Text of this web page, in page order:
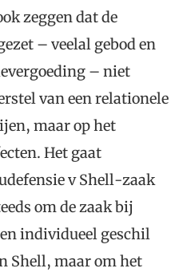
zeggen dat de
– veelal gebod en
– niet
van een relationele
maar op het
Het gaat
v Shell-zaak
om de zaak bij
individueel geschil
Shell, maar om het